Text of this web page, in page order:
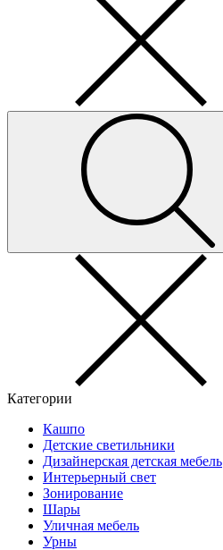
Категории
Кашпо
Детские светильники
Дизайнерская детская мебель
Интерьерный свет
Зонирование
Шары
Уличная мебель
Урны